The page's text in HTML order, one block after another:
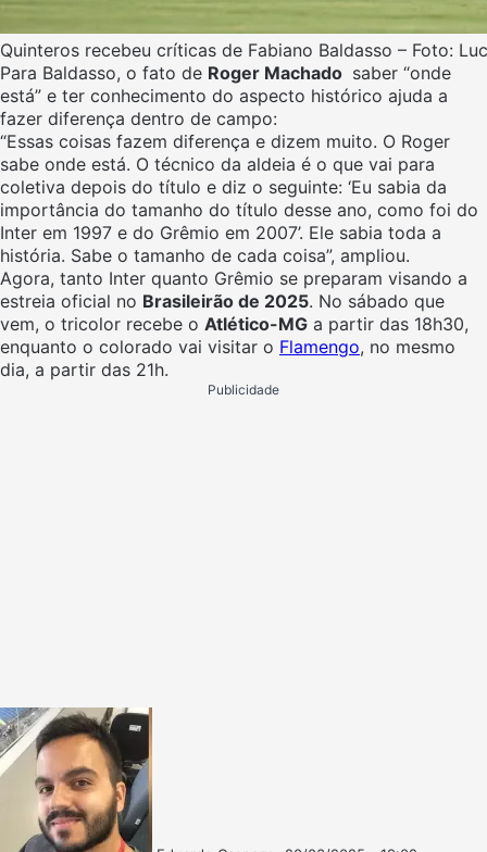
Quinteros recebeu críticas de Fabiano Baldasso – Foto:
Para Baldasso, o fato de Roger Machado saber “onde
está” e ter conhecimento do aspecto histórico ajuda a
fazer diferença dentro de campo:
“Essas coisas fazem diferença e dizem muito. O Roger
sabe onde está. O técnico da aldeia é o que vai para
coletiva depois do título e diz o seguinte: ‘Eu sabia da
importância do tamanho do título desse ano, como foi do
Inter em 1997 e do Grêmio em 2007’. Ele sabia toda a
história. Sabe o tamanho de cada coisa”, ampliou.
Agora, tanto Inter quanto Grêmio se preparam visando a
estreia oficial no Brasileirão de 2025. No sábado que
vem, o tricolor recebe o Atlético-MG a partir das 18h30,
enquanto o colorado vai visitar o Flamengo, no mesmo
dia, a partir das 21h.
Publicidade